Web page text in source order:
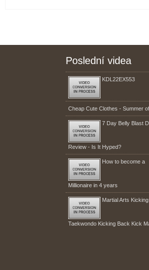
Poslední videa
KDL22EX553
Cheap Cute Clothes - Summer
7 Day Belly Blast
Review - Is It Hyped?
How to become a
Millionaire in 4 years
Martial Arts Kicking
Taekwondo Kicking Back Kick